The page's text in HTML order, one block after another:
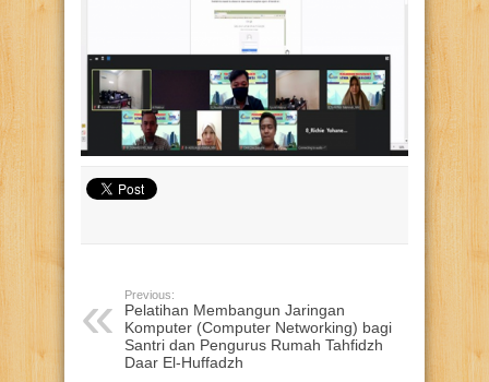
Previous:
Pelatihan Membangun Jaringan
Komputer (Computer Networking) bagi
Santri dan Pengurus Rumah Tahfidzh
Daar El-Huffadzh